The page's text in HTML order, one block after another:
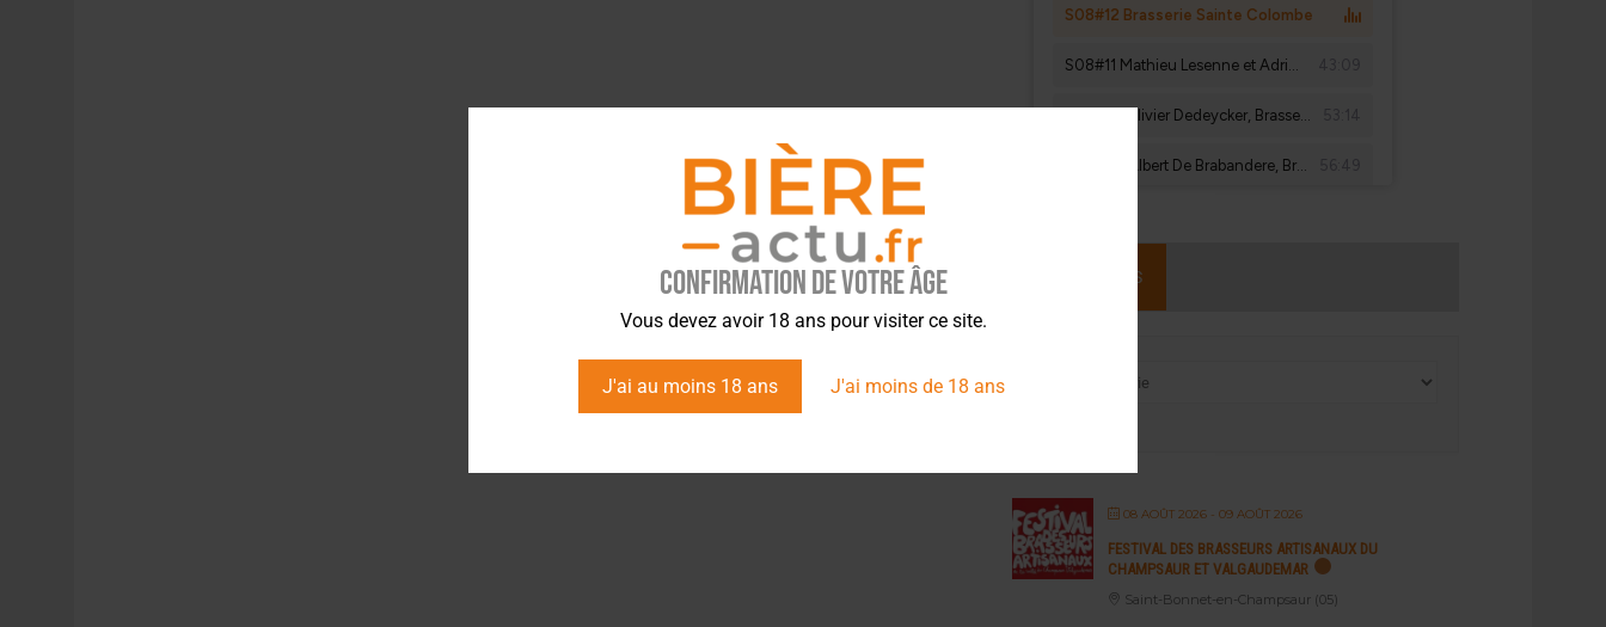
Confirmation de votre âge
Vous devez avoir 18 ans pour visiter ce site.
J'ai au moins 18 ans J'ai moins de 18 ans
ÉVÉNEMENTS
08 AOÛT 2026 - 09 AOÛT 2026
FESTIVAL DES BRASSEURS ARTISANAUX DU
CHAMPSAUR ET VALGAUDEMAR
Saint-Bonnet-en-Champsaur (05)